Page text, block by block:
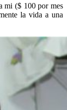
mi ($ 100 por mes
la vida a una